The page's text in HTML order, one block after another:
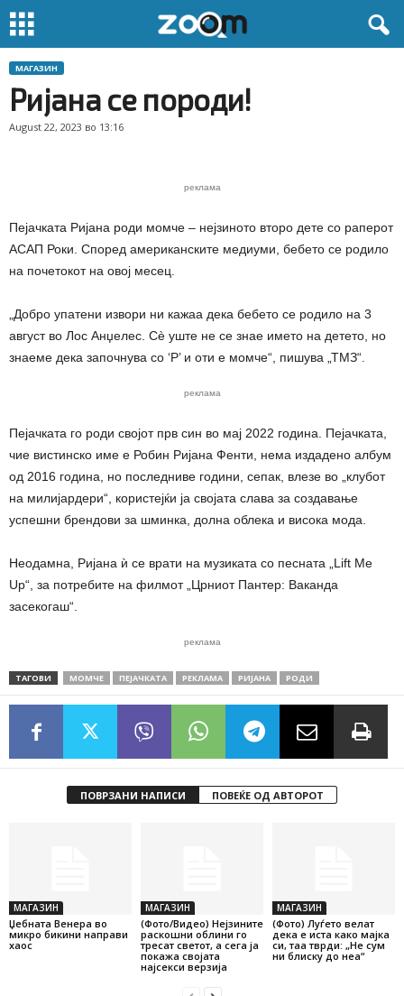
МАГАЗИН
Ријана се породи!
August 22, 2023 во 13:16
реклама
Пејачката Ријана роди момче – нејзиното второ дете со раперот
АСАП Роки. Според американските медиуми, бебето се родило
на почетокот на овој месец.
„Добро упатени извори ни кажаа дека бебето се родило на 3
август во Лос Анџелес. Сè уште не се знае името на детето, но
знаеме дека започнува со ‘Р’ и оти е момче“, пишува „ТМЗ“.
реклама
Пејачката го роди својот прв син во мај 2022 година. Пејачката,
чие вистинско име е Робин Ријана Фенти, нема издадено албум
од 2016 година, но последниве години, сепак, влезе во „клубот
на милијардери“, користејќи ја својата слава за создавање
успешни брендови за шминка, долна облека и висока мода.
Неодамна, Ријана ѝ се врати на музиката со песната „Lift Me
Up“, за потребите на филмот „Црниот Пантер: Ваканда
засекогаш“.
реклама
ТАГОВИ МОМЧЕ ПЕЈАЧКАТА РЕКЛАМА РИЈАНА РОДИ
ПОВРЗАНИ НАПИСИ ПОВЕЌЕ ОД АВТОРОТ
МАГАЗИН
Џебната Венера во
микро бикини направи
хаос
МАГАЗИН
(Фото/Видео) Нејзините
раскошни облини го
тресат светот, а сега ја
покажа својата
најсекси верзија
МАГАЗИН
(Фото) Луѓето велат
дека е иста како мајка
си, таа тврди: „Не сум
ни блиску до неа“